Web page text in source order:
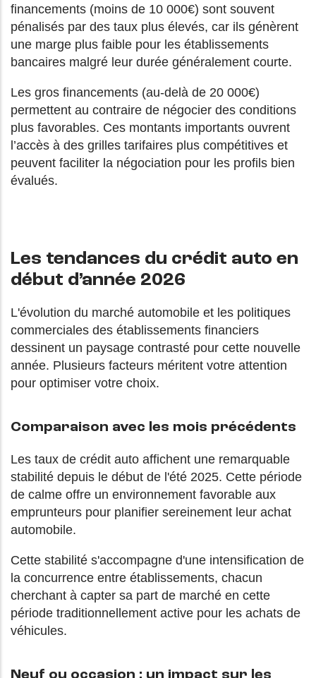
financements (moins de 10 000€) sont souvent
pénalisés par des taux plus élevés, car ils génèrent
une marge plus faible pour les établissements
bancaires malgré leur durée généralement courte.
Les gros financements (au-delà de 20 000€)
permettent au contraire de négocier des conditions
plus favorables. Ces montants importants ouvrent
l’accès à des grilles tarifaires plus compétitives et
peuvent faciliter la négociation pour les profils bien
évalués.
Les tendances du crédit auto en
début d’année 2026
L'évolution du marché automobile et les politiques
commerciales des établissements financiers
dessinent un paysage contrasté pour cette nouvelle
année. Plusieurs facteurs méritent votre attention
pour optimiser votre choix.
Comparaison avec les mois précédents
Les taux de crédit auto affichent une remarquable
stabilité depuis le début de l'été 2025. Cette période
de calme offre un environnement favorable aux
emprunteurs pour planifier sereinement leur achat
automobile.
Cette stabilité s'accompagne d'une intensification de
la concurrence entre établissements, chacun
cherchant à capter sa part de marché en cette
période traditionnellement active pour les achats de
véhicules.